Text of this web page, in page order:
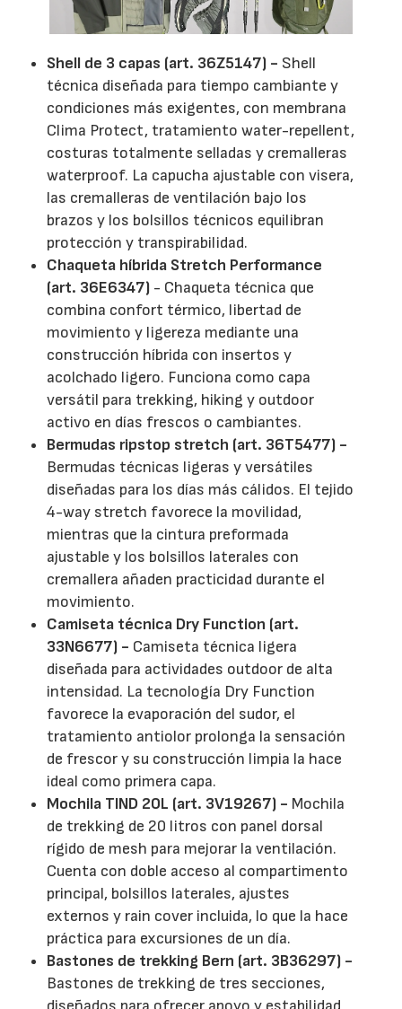
Shell de 3 capas (art. 36Z5147) - Shell
técnica diseñada para tiempo cambiante y
condiciones más exigentes, con membrana
Clima Protect, tratamiento water-repellent,
costuras totalmente selladas y cremalleras
waterproof. La capucha ajustable con visera,
las cremalleras de ventilación bajo los
brazos y los bolsillos técnicos equilibran
protección y transpirabilidad.
Chaqueta híbrida Stretch Performance
(art. 36E6347) - Chaqueta técnica que
combina confort térmico, libertad de
movimiento y ligereza mediante una
construcción híbrida con insertos y
acolchado ligero. Funciona como capa
versátil para trekking, hiking y outdoor
activo en días frescos o cambiantes.
Bermudas ripstop stretch (art. 36T5477) -
Bermudas técnicas ligeras y versátiles
diseñadas para los días más cálidos. El tejido
4-way stretch favorece la movilidad,
mientras que la cintura preformada
ajustable y los bolsillos laterales con
cremallera añaden practicidad durante el
movimiento.
Camiseta técnica Dry Function (art.
33N6677) - Camiseta técnica ligera
diseñada para actividades outdoor de alta
intensidad. La tecnología Dry Function
favorece la evaporación del sudor, el
tratamiento antiolor prolonga la sensación
de frescor y su construcción limpia la hace
ideal como primera capa.
Mochila TIND 20L (art. 3V19267) - Mochila
de trekking de 20 litros con panel dorsal
rígido de mesh para mejorar la ventilación.
Cuenta con doble acceso al compartimento
principal, bolsillos laterales, ajustes
externos y rain cover incluida, lo que la hace
práctica para excursiones de un día.
Bastones de trekking Bern (art. 3B36297) -
Bastones de trekking de tres secciones,